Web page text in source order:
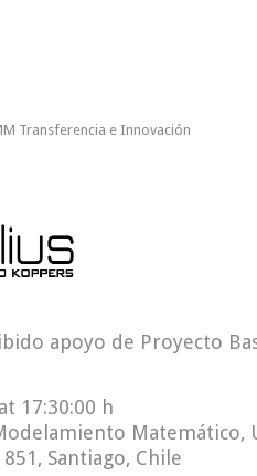
apoyo de Proyecto
17:30:00 h
Matemático,
Santiago, Chile